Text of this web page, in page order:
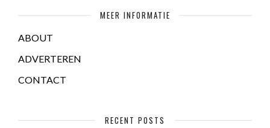
MEER INFORMATIE
ABOUT
ADVERTEREN
CONTACT
RECENT POSTS